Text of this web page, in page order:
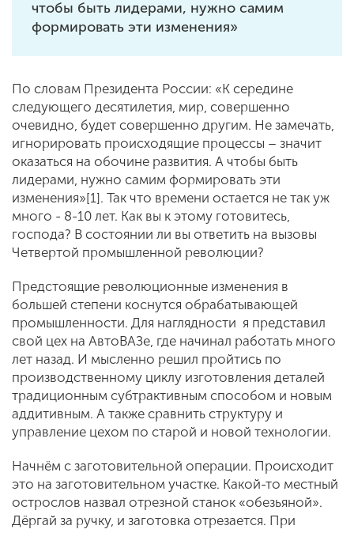
чтобы быть лидерами, нужно самим
формировать эти изменения»
По словам Президента России: «К середине
следующего десятилетия, мир, совершенно
очевидно, будет совершенно другим. Не замечать,
игнорировать происходящие процессы – значит
оказаться на обочине развития. А чтобы быть
лидерами, нужно самим формировать эти
изменения»[1]. Так что времени остается не так уж
много - 8-10 лет. Как вы к этому готовитесь,
господа? В состоянии ли вы ответить на вызовы
Четвертой промышленной революции?
Предстоящие революционные изменения в
большей степени коснутся обрабатывающей
промышленности. Для наглядности я представил
свой цех на АвтоВАЗе, где начинал работать много
лет назад. И мысленно решил пройтись по
производственному циклу изготовления деталей
традиционным субтрактивным способом и новым
аддитивным. А также сравнить структуру и
управление цехом по старой и новой технологии.
Начнём с заготовительной операции. Происходит
это на заготовительном участке. Какой-то местный
острослов назвал отрезной станок «обезьяной».
Дёргай за ручку, и заготовка отрезается. При